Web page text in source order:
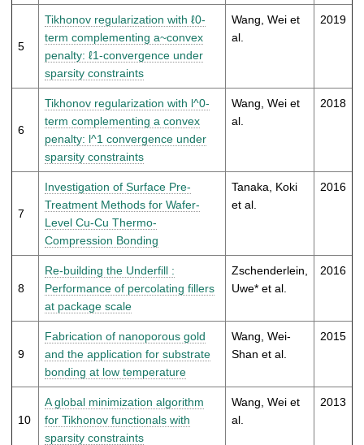
5
Tikhonov regularization with ℓ0-
term complementing a~convex
penalty: ℓ1-convergence under
sparsity constraints
Wang, Wei et
al.
2019
6
Tikhonov regularization with l^0-
term complementing a convex
penalty: l^1 convergence under
sparsity constraints
Wang, Wei et
al.
2018
7
Investigation of Surface Pre-
Treatment Methods for Wafer-
Level Cu-Cu Thermo-
Compression Bonding
Tanaka, Koki
et al.
2016
8
Re-building the Underfill :
Performance of percolating fillers
at package scale
Zschenderlein,
Uwe* et al.
2016
9
Fabrication of nanoporous gold
and the application for substrate
bonding at low temperature
Wang, Wei-
Shan et al.
2015
10
A global minimization algorithm
for Tikhonov functionals with
sparsity constraints
Wang, Wei et
al.
2013